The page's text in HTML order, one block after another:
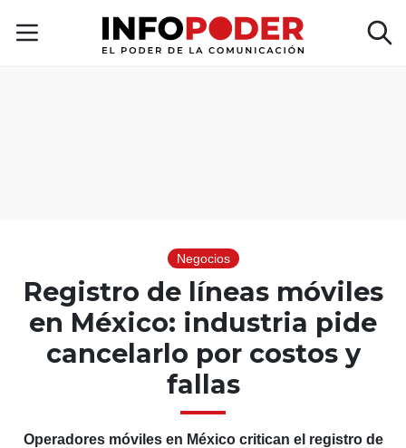
Negocios
Registro de líneas móviles
en México: industria pide
cancelarlo por costos y
fallas
Operadores móviles en México critican el registro de